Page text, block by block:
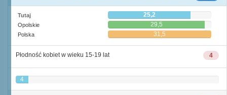
Tutaj 25,2
Opolskie 29,5
Polska 31,5
4
Płodność kobiet w wieku 15-19 lat
4